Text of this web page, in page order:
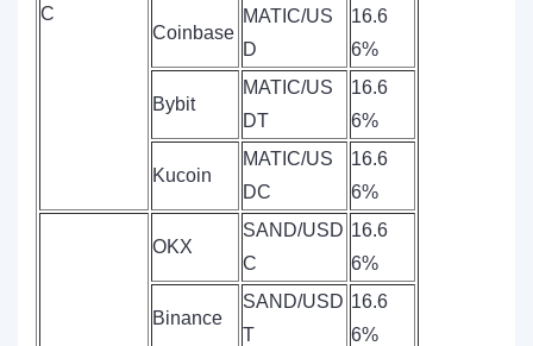
C
Coinbase
MATIC/US
D
16.6
6%
Bybit
MATIC/US
DT
16.6
6%
Kucoin
MATIC/US
DC
16.6
6%
OKX
SAND/USD
C
16.6
6%
Binance
SAND/USD
T
16.6
6%